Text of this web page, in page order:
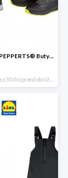
Hit cenowy - PEPPERTS® Buty zimowe chłopięce
*najniższa cena z 30 dni przed obniżką